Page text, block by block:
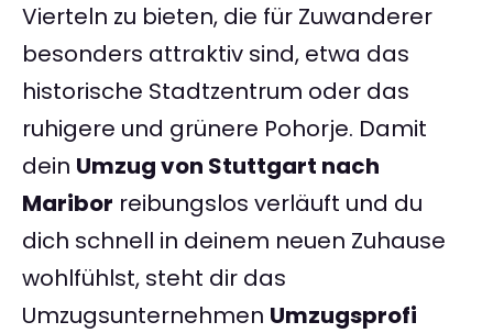
Vierteln zu bieten, die für Zuwanderer
besonders attraktiv sind, etwa das
historische Stadtzentrum oder das
ruhigere und grünere Pohorje. Damit
dein Umzug von Stuttgart nach
Maribor reibungslos verläuft und du
dich schnell in deinem neuen Zuhause
wohlfühlst, steht dir das
Umzugsunternehmen Umzugsprofi